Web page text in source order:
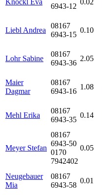
Knöckl Eva
6943-12
0.02
Liebl Andrea
08167
6943-15
0.10
Lohr Sabine
08167
6943-36
2.05
Maier
Dagmar
08167
6943-16
1.08
Mehl Erika
08167
6943-35
0.14
Meyer Stefan
08167
6943-50
0170
7942402
0.05
Neugebauer
Mia
08167
6943-58
0.01